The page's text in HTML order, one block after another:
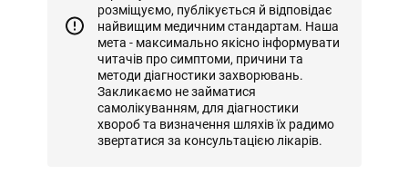
розміщуємо, публікується й відповідає
найвищим медичним стандартам. Наша
мета - максимально якісно інформувати
читачів про симптоми, причини та
методи діагностики захворювань.
Закликаємо не займатися
самолікуванням, для діагностики
хвороб та визначення шляхів їх радимо
звертатися за консультацією лікарів.